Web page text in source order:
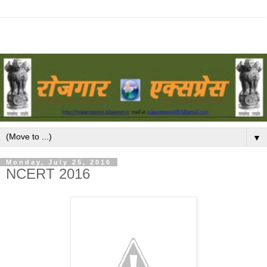
▼
Monday, July 25, 2016
NCERT 2016